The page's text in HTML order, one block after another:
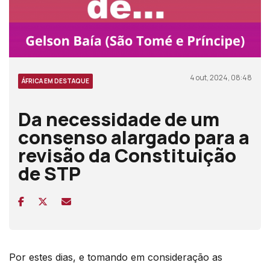
ÁFRICA EM DESTAQUE 4 out, 2024, 08:48
Da necessidade de um
consenso alargado para a
revisão da Constituição
de STP
Por estes dias, e tomando em consideração as